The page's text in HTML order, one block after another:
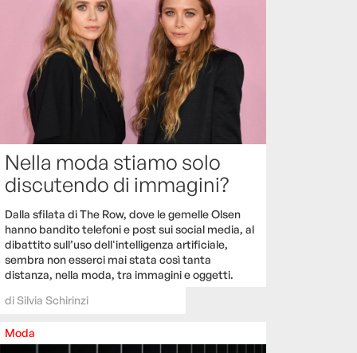
Nella moda stiamo solo
discutendo di immagini?
Dalla sfilata di The Row, dove le gemelle Olsen
hanno bandito telefoni e post sui social media, al
dibattito sull’uso dell'intelligenza artificiale,
sembra non esserci mai stata così tanta
distanza, nella moda, tra immagini e oggetti.
diSilvia Schirinzi
Moda